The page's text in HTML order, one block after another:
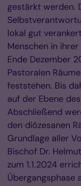
gestärkt werden.
lokal gut
Menschen in
Ende Dezember
Pastoralen
feststehen. Bis
auf der Ebene
Abschließend
den diözesanen
Grundlage aller
Bischof Dr.
zum 1.1.2024
Übergangsphase